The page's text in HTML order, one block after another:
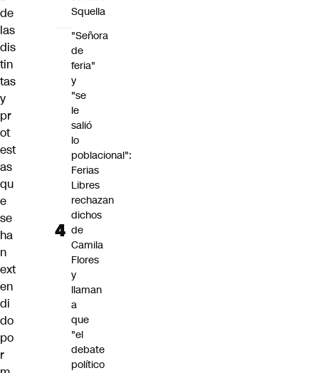
de
las
dis
tin
tas
y
pr
ot
est
as
qu
e
se
ha
n
ext
en
di
do
po
r
Squella
"Señora
de
feria"
y
"se
le
salió
lo
poblacional":
Ferias
Libres
rechazan
dichos
de
Camila
Flores
y
llaman
a
que
"el
debate
político